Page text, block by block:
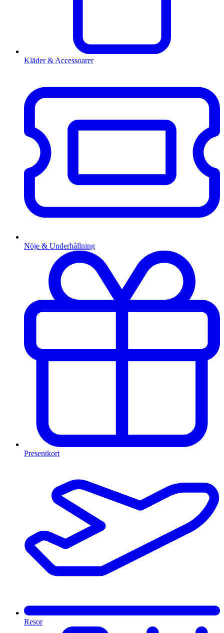
Kläder & Accessoarer
Nöje & Underhållning
Presentkort
Resor